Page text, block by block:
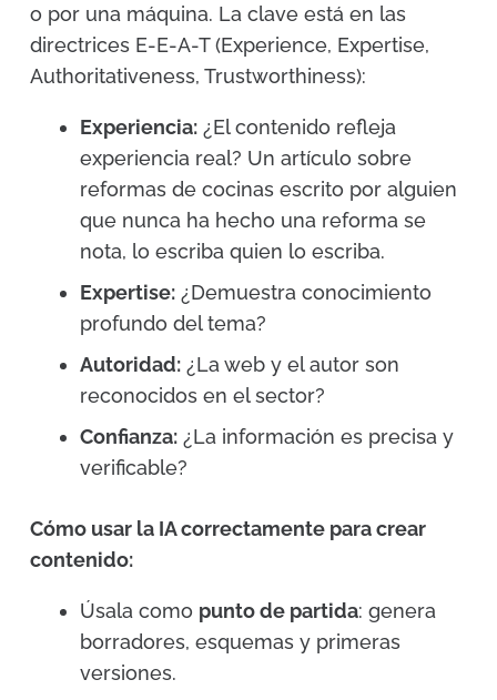
o por una máquina. La clave está en las
directrices E-E-A-T (Experience, Expertise,
Authoritativeness, Trustworthiness):
Experiencia: ¿El contenido refleja
experiencia real? Un artículo sobre
reformas de cocinas escrito por alguien
que nunca ha hecho una reforma se
nota, lo escriba quien lo escriba.
Expertise: ¿Demuestra conocimiento
profundo del tema?
Autoridad: ¿La web y el autor son
reconocidos en el sector?
Confianza: ¿La información es precisa y
verificable?
Cómo usar la IA correctamente para crear
contenido:
Úsala como punto de partida: genera
borradores, esquemas y primeras
versiones.